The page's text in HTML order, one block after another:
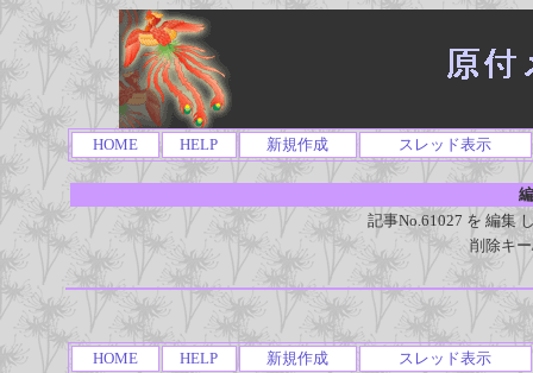
HOME HELP 新規作成 スレッド表示
記事No.61027 を 編集
削除キ
HOME HELP 新規作成 スレッド表示